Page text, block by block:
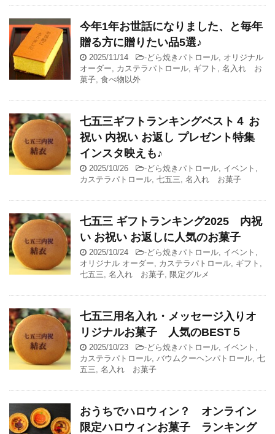
今年1年お世話になりました、と毎年
贈る方に贈りたい品5選♪
2025/11/14 -どら焼きパトロール オリジナル
オーダー
カステラパトロール ギフト
名入れ お
菓子 食べ物以外
七五三ギフトランキングベスト４ お
祝い 内祝い お返し プレゼント特集
インスタ映えも♪
2025/10/26 -どら焼きパトロール イベント
カステラパトロール 七五三 名入れ お菓子
七五三 ギフトランキング2025 内祝
い お祝い お返しに人気のお菓子
2025/10/24 -どら焼きパトロール イベント
オリジナル オーダー
カステラパトロール ギフト
七五三 名入れ お菓子 限定グルメ
七五三用名入れ・メッセージ入りオ
リジナルお菓子 人気のBEST５
2025/10/23 -どら焼きパトロール イベント
カステラパトロール バウムクーヘンパトロール 七
五三 名入れ お菓子
おうちでハロウィン？ オンライン
限定ハロウィンお菓子 ランキング